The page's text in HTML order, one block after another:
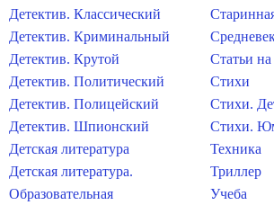
Детектив. Классический
Детектив. Криминальный
Детектив. Крутой
Детектив. Политический
Детектив. Полицейский
Детектив. Шпионский
Детская литература
Детская литература.
Образовательная
Статьи
Стихи
Стихи.
Стихи.
Техника
Триллер
Учеба